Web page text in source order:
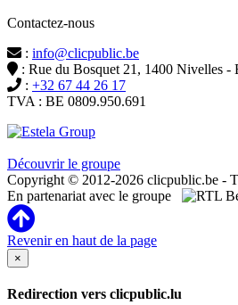
Contactez-nous
: info@clicpublic.be
: Rue du Bosquet 21, 1400 Nivelles -
: +32 67 44 26 17
TVA : BE 0809.950.691
Découvrir le groupe
Copyright © 2012-2026 clicpublic.be -
En partenariat avec le groupe
Revenir en haut de la page
×
Redirection vers clicpublic.lu